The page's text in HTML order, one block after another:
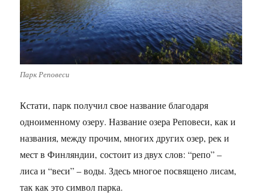
Парк Реповеси
Кстати, парк получил свое название благодаря
одноименному озеру. Название озера Реповеси, как и
названия, между прочим, многих других озер, рек и
мест в Финляндии, состоит из двух слов: “репо” –
лиса и “веси” – воды. Здесь многое посвящено лисам,
так как это символ парка.